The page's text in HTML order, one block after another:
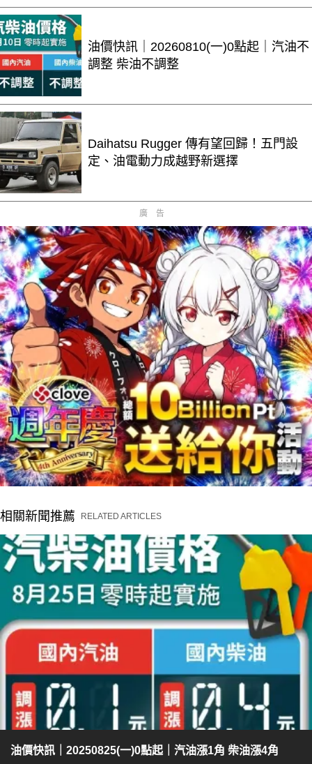
油價快訊｜20260810(一)0點起｜汽油不
調整 柴油不調整
Daihatsu Rugger 傳有望回歸！五門設
定、油電動力成越野新選擇
廣告
相關新聞推薦 RELATED ARTICLES
油價快訊｜20250825(一)0點起｜汽油漲1角 柴油漲4角